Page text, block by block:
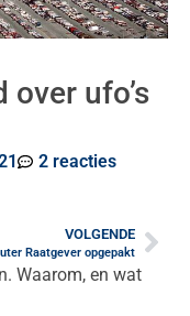
over ufo’s
2 reacties
VOLGENDE
Raatgever opgepakt
Waarom, en wat